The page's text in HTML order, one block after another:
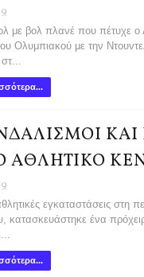
με βολ πλανέ που πέτυ­χε ο
Ολυμπιακού με την
ΑΘΛΗΤΙΚΟ
εγκαταστάσεις στη
κατασκευάστηκε ένα